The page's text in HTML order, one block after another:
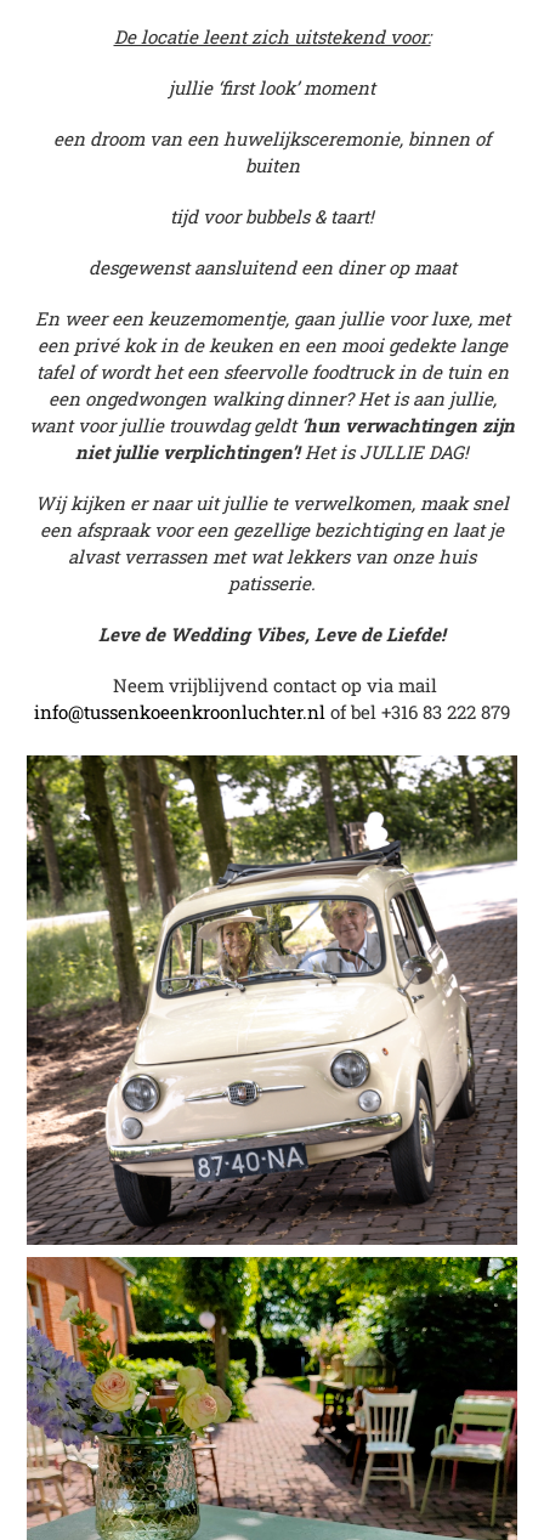
De locatie leent zich uitstekend voor:
jullie ‘first look’ moment
een droom van een huwelijksceremonie, binnen of
buiten
tijd voor bubbels & taart!
desgewenst aansluitend een diner op maat
En weer een keuzemomentje, gaan jullie voor luxe, met
een privé kok in de keuken en een mooi gedekte lange
tafel of wordt het een sfeervolle foodtruck in de tuin en
een ongedwongen walking dinner? Het is aan jullie,
want voor jullie trouwdag geldt ‘hun verwachtingen zijn
niet jullie verplichtingen’!Het is JULLIE DAG!
Wij kijken er naar uit jullie te verwelkomen, maak snel
een afspraak voor een gezellige bezichtiging en laat je
alvast verrassen met wat lekkers van onze huis
patisserie.
Leve de Wedding Vibes, Leve de Liefde!
Neem vrijblijvend contact op via mail
info@tussenkoeenkroonluchter.nl of bel +316 83 222 879